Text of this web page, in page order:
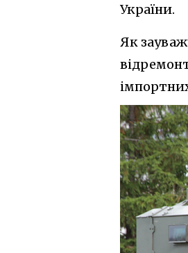
України.
Як